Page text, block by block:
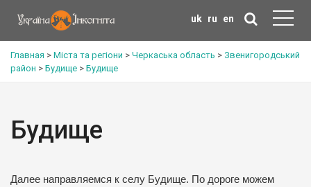
uk ru en
Главная > Міста та регіони > Черкаська область > Звенигородський
район > Будище > Будище
Будище
Далее направляемся к селу Будище. По дороге можем